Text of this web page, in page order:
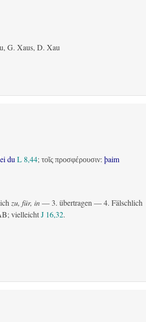
G. Xaus, D. Xau
du L 8,44; τοῖς προσφέρουσιν: þaim
zu, für, in— 3. übertragen — 4. Fälschlich
; vielleichtJ 16,32.